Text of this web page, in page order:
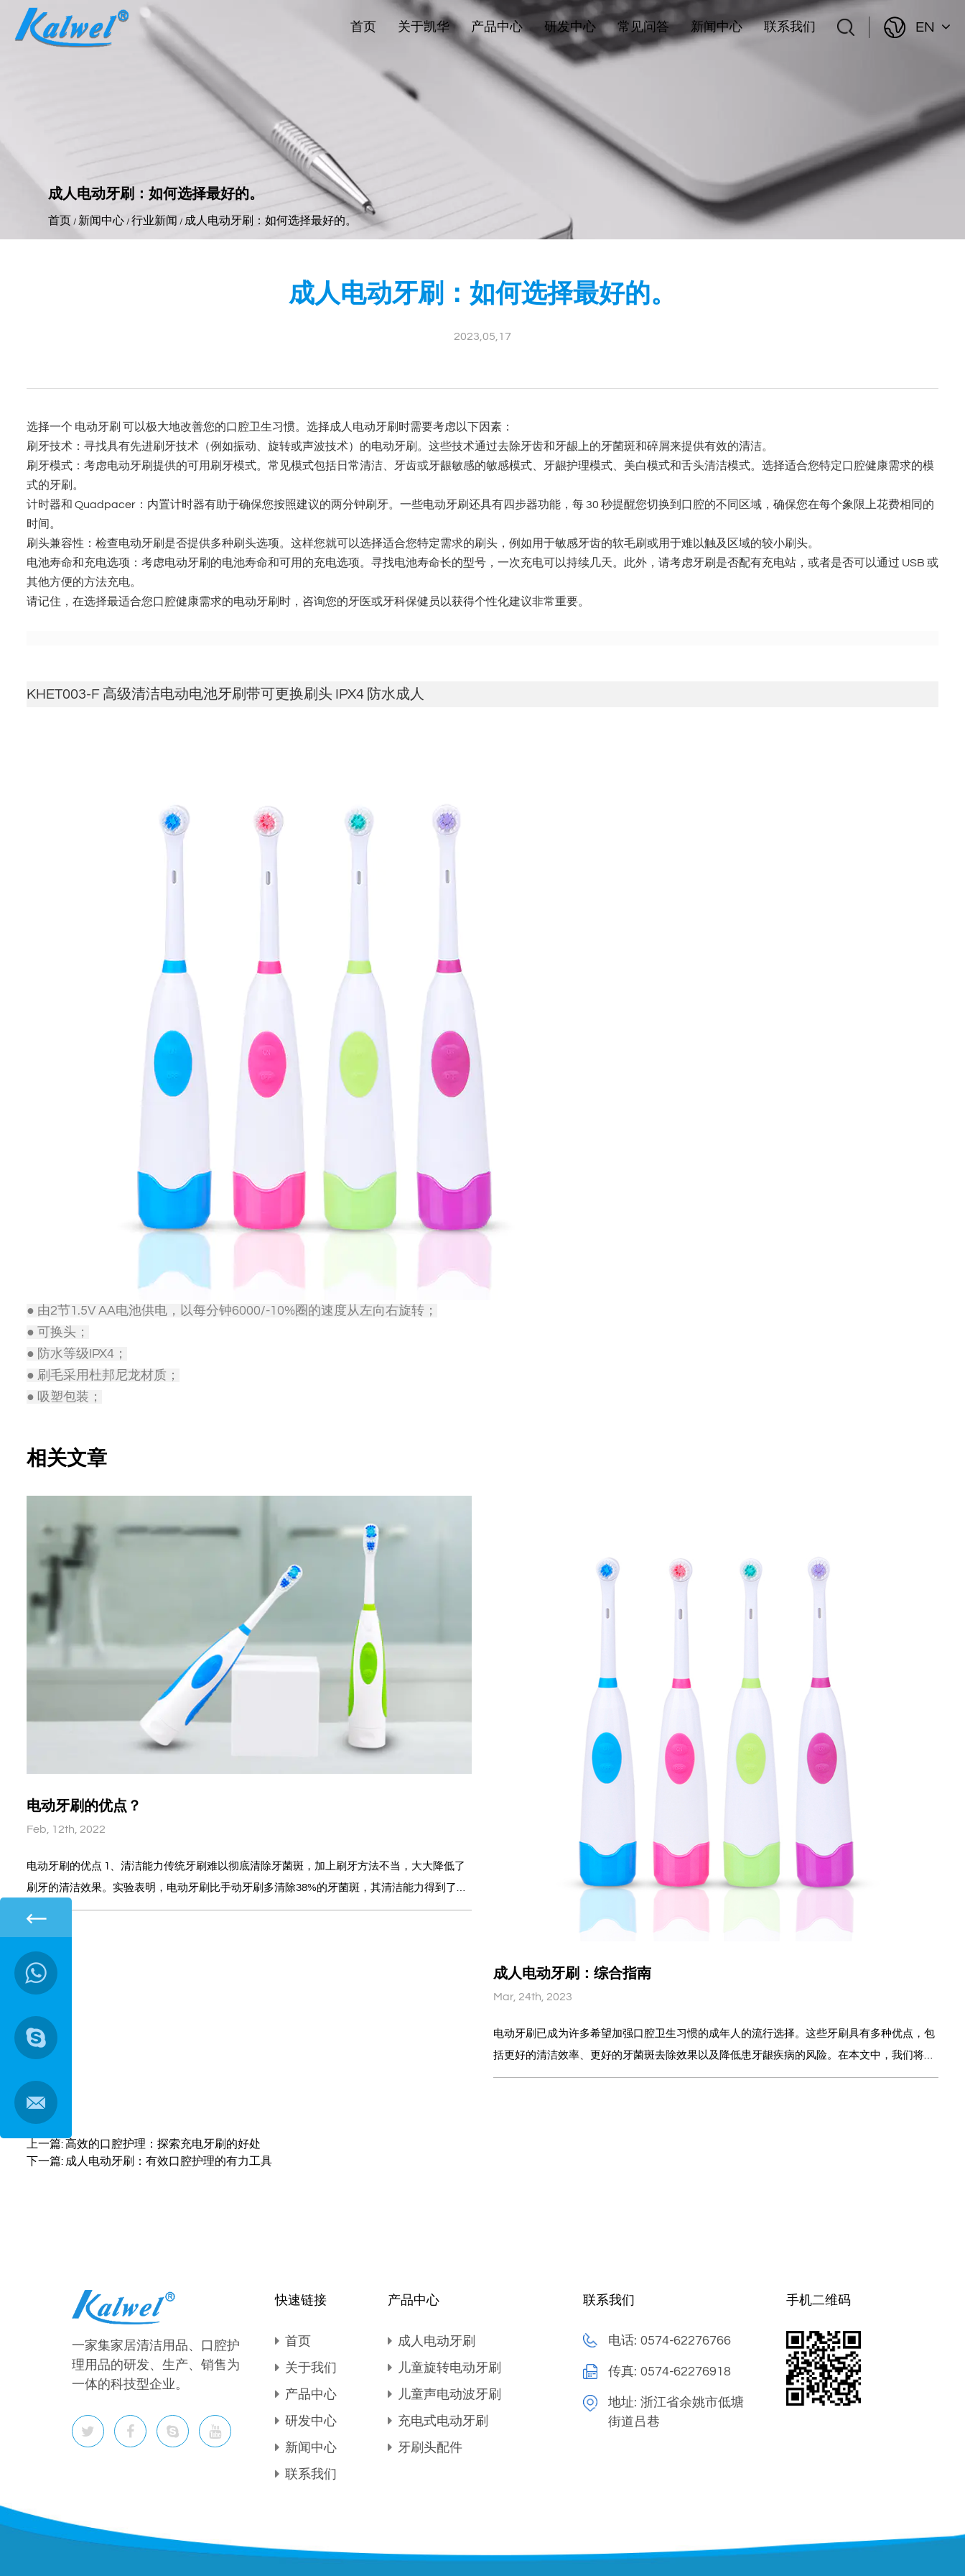
首页 关于凯华 产品中心 研发中心 常见问答 新闻中心 联系我们 EN
成人电动牙刷：如何选择最好的。
首页 / 新闻中心 /行业新闻 / 成人电动牙刷：如何选择最好的。
成人电动牙刷：如何选择最好的。
2023,05,17
选择一个 电动牙刷 可以极大地改善您的口腔卫生习惯。选择成人电动牙刷时需要考虑以下因素：
刷牙技术：寻找具有先进刷牙技术（例如振动、旋转或声波技术）的电动牙刷。这些技术通过去除牙齿和牙龈上的牙菌斑和碎屑来提供有效的清洁。
刷牙模式：考虑电动牙刷提供的可用刷牙模式。常见模式包括日常清洁、牙齿或牙龈敏感的敏感模式、牙龈护理模式、美白模式和舌头清洁模式。选择适合您特定口腔健康需求的模
式的牙刷。
计时器和 Quadpacer：内置计时器有助于确保您按照建议的两分钟刷牙。一些电动牙刷还具有四步器功能，每 30 秒提醒您切换到口腔的不同区域，确保您在每个象限上花费相同的
时间。
刷头兼容性：检查电动牙刷是否提供多种刷头选项。这样您就可以选择适合您特定需求的刷头，例如用于敏感牙齿的软毛刷或用于难以触及区域的较小刷头。
电池寿命和充电选项：考虑电动牙刷的电池寿命和可用的充电选项。寻找电池寿命长的型号，一次充电可以持续几天。此外，请考虑牙刷是否配有充电站，或者是否可以通过 USB 或
其他方便的方法充电。
请记住，在选择最适合您口腔健康需求的电动牙刷时，咨询您的牙医或牙科保健员以获得个性化建议非常重要。
KHET003-F 高级清洁电动电池牙刷带可更换刷头 IPX4 防水成人
● 由2节1.5V AA电池供电，以每分钟6000/-10%圈的速度从左向右旋转；
● 可换头；
● 防水等级IPX4；
● 刷毛采用杜邦尼龙材质；
● 吸塑包装；
相关文章
电动牙刷的优点？
Feb, 12th, 2022
电动牙刷的优点 1、清洁能力传统牙刷难以彻底清除牙菌斑，加上刷牙方法不当，大大降低了
刷牙的清洁效果。实验表明，电动牙刷比手动牙刷多清除38%的牙菌斑，其清洁能力得到了牙
科专家的一致肯定。 2.舒适的感觉 刷牙不当会让我们的牙龈受到伤害。电动牙刷高速旋转产生
适的感觉只有亲身体验后才能知道。 3、好玩的感觉 这不仅适用于很多不爱刷牙的孩子，也适
成人电动牙刷：综合指南
Mar, 24th, 2023
电动牙刷已成为许多希望加强口腔卫生习惯的成年人的流行选择。这些牙刷具有多种优点，包
括更好的清洁效率、更好的牙菌斑去除效果以及降低患牙龈疾病的风险。在本文中，我们将讨
论使用成人电动牙刷的优点，并提供全面的指南来帮助您选择合适的牙刷。 使用成人电动牙刷
满足您需求的牙刷。 成人电动牙刷的保养 定期维护电动牙刷对于确保最佳性能和使用寿命至
每次使用后清洁刷头并使其风干。 按照制造商的说明定期给牙刷充电。 KHET003-F 高级清洁
圈的速度从左向右旋转； 可更换头部； 防水IPX4； 刷毛采用杜邦尼龙制成； 吸塑包装；
上一篇: 高效的口腔护理：探索充电牙刷的好处
下一篇: 成人电动牙刷：有效口腔护理的有力工具
一家集家居清洁用品、口腔护
理用品的研发、生产、销售为
一体的科技型企业。
快速链接
首页
关于我们
产品中心
研发中心
新闻中心
联系我们
产品中心
成人电动牙刷
儿童旋转电动牙刷
儿童声电动波牙刷
充电式电动牙刷
牙刷头配件
联系我们
电话: 0574-62276766
传真: 0574-62276918
地址: 浙江省余姚市低塘
街道吕巷
手机二维码
←
→